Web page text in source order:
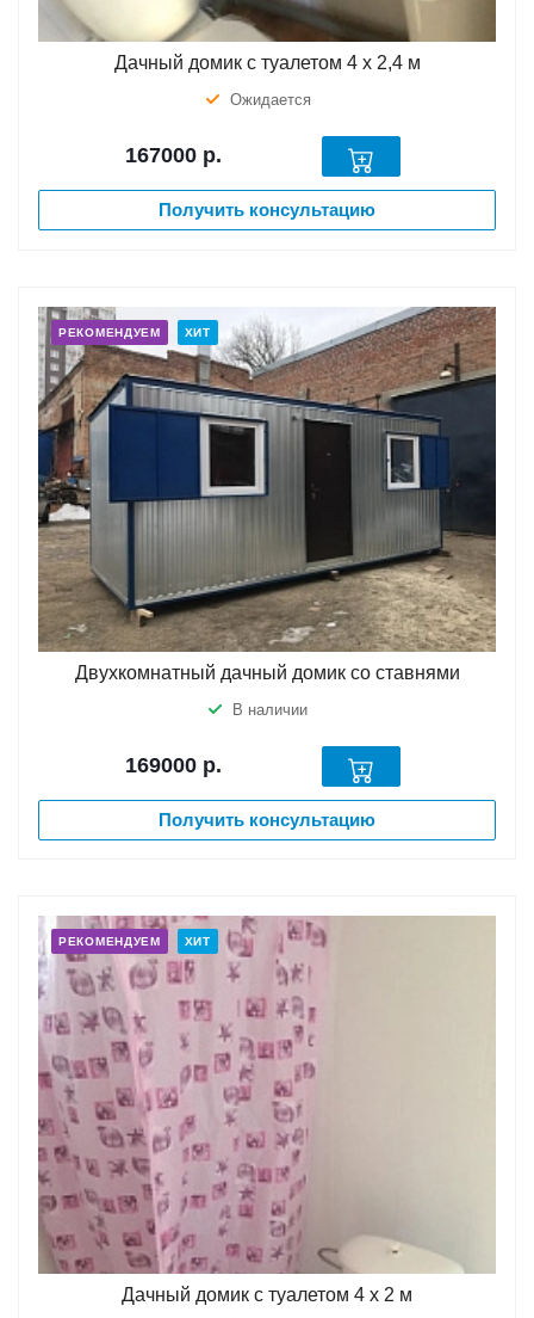
Дачный домик с туалетом 4 х 2,4 м
Ожидается
167000 р.
Получить консультацию
РЕКОМЕНДУЕМ ХИТ
Двухкомнатный дачный домик со ставнями
В наличии
169000 р.
Получить консультацию
РЕКОМЕНДУЕМ ХИТ
Дачный домик с туалетом 4 х 2 м